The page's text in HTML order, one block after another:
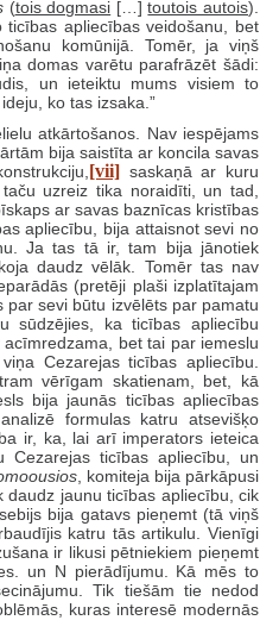
(tois dogmasi […]toutois autois).
apliecības veidošanu, bet
komūnijā. Tomēr, ja viņš
domas varētu parafrāzēt šādi:
un ieteiktu mums visiem to
ko tas izsaka.”
atkārtošanos. Nav iespējams
bija saistīta ar koncila savas
[vii] saskaņā ar kuru
uzreiz tika noraidīti, un tad,
ar savas baznīcas kristības
apliecību, bija attaisnot sevi no
Ja tas tā ir, tam bija jānotiek
daudz vēlāk. Tomēr tas nav
(pretēji plaši izplatītajam
sevi būtu izvēlēts par pamatu
sūdzējies, ka ticības apliecību
bet tai par iemeslu
Cezarejas ticības apliecību.
vērīgam skatienam, bet, kā
bija jaunās ticības apliecības
formulas katru atsevišķo
ir, ka, lai arī imperators ieteica
ticības apliecību, un
, komiteja bija pārkāpusi
jaunu ticības apliecību, cik
bija gatavs pieņemt (tā viņš
katru tās artikulu. Vienīgi
ir likusi pētniekiem pieņemt
un N pierādījumu. Kā mēs to
Tik tiešām tie nedod
kuras interesē modernās